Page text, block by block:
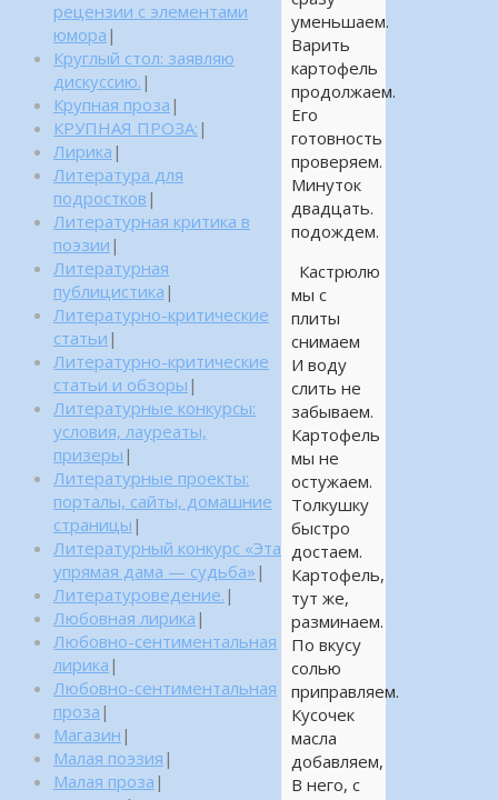
уменьшаем.
Варить
картофель
продолжаем.
Его
готовность
проверяем.
Минуток
двадцать.
подождем.
Кастрюлю
мы с
плиты
снимаем
И воду
слить не
забываем.
Картофель
мы не
остужаем.
Толкушку
быстро
достаем.
Картофель,
тут же,
разминаем.
По вкусу
солью
приправляем.
Кусочек
масла
добавляем,
В него, с
рецензии с элементами
юмора |
Круглый стол: заявляю
дискуссию. |
Крупная проза |
КРУПНАЯ ПРОЗА: |
Лирика |
Литература для
подростков |
Литературная критика в
поэзии |
Литературная
публицистика |
Литературно-критические
статьи |
Литературно-критические
статьи и обзоры |
Литературные конкурсы:
условия, лауреаты,
призеры |
Литературные проекты:
порталы, сайты, домашние
страницы |
Литературный конкурс «Эта
упрямая дама — судьба» |
Литературоведение. |
Любовная лирика |
Любовно-сентиментальная
лирика |
Любовно-сентиментальная
проза |
Магазин |
Малая поэзия |
Малая проза |